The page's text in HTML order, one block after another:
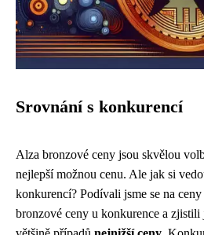
Srovnání s konkurencí
Alza bronzové ceny jsou skvělou
nejlepší možnou cenu. Ale jak si
konkurencí? Podívali jsme se na
bronzové ceny u konkurence a